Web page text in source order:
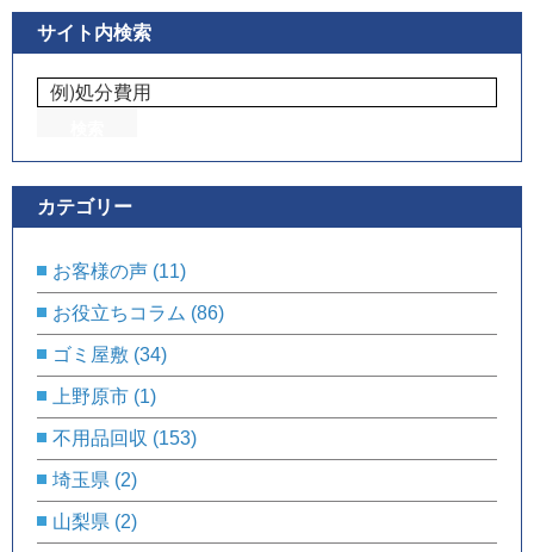
サイト内検索
カテゴリー
お客様の声 (11)
お役立ちコラム (86)
ゴミ屋敷 (34)
上野原市 (1)
不用品回収 (153)
埼玉県 (2)
山梨県 (2)